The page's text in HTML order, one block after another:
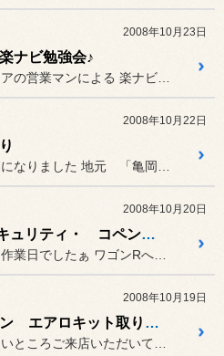
2008年10月23日
ナビ勉強会♪
2008年10月22日
り
2008年10月20日
ワゴンR セキュリティ・ コペン DVDデッキ取り付け
2008年10月19日
ゼロ クラウン エアロキット取り付け＆HID 取り付け